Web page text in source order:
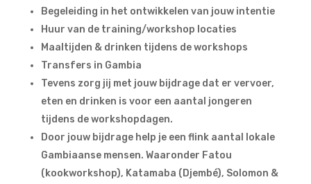
Begeleiding in het ontwikkelen van jouw intentie
Huur van de training/workshop locaties
Maaltijden & drinken tijdens de workshops
Transfers in Gambia
Tevens zorg jij met jouw bijdrage dat er vervoer,
eten en drinken is voor een aantal jongeren
tijdens de workshopdagen.
Door jouw bijdrage help je een flink aantal lokale
Gambiaanse mensen. Waaronder Fatou
(kookworkshop), Katamaba (Djembé), Solomon &